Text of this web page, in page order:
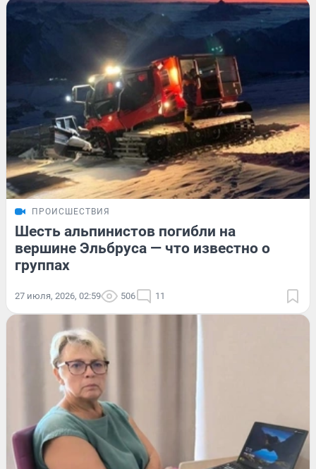
ПРОИСШЕСТВИЯ
Шесть альпинистов погибли на
вершине Эльбруса — что известно о
группах
27 июля, 2026, 02:59 506 11